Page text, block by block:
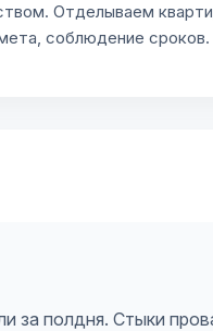
Отделываем
соблюдение сроков.
за полдня. Стыки